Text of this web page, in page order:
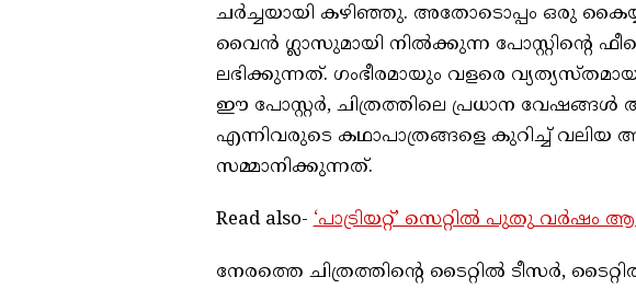
ചർച്ചയായി കഴിഞ്ഞു. അതോടൊപ്പം ഒരു
വൈൻ ഗ്ലാസുമായി നിൽക്കുന്ന പോസ്റ്റിൻ്റെ
ലഭിക്കുന്നത്. ഗംഭീരമായും വളരെ
ഈ പോസ്റ്റർ, ചിത്രത്തിലെ പ്രധാന വേഷങ്ങൾ
എന്നിവരുടെ കഥാപാത്രങ്ങളെ കുറിച്ച്
സമ്മാനിക്കുന്നത്.
Read also-‘പാട്രിയറ്റ്’ സെറ്റിൽ പുതു വർഷം
നേരത്തെ ചിത്രത്തിന്റെ ടൈറ്റിൽ ടീസർ,